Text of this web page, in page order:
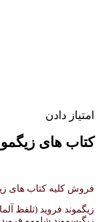
امتیاز دادن
کتاب های
فروش کلیه کتاب های